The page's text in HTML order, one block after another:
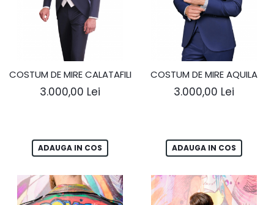
COSTUM DE MIRE CALATAFILI
3.000,00 Lei
ADAUGA IN COS
COSTUM DE MIRE AQUILA
3.000,00 Lei
ADAUGA IN COS